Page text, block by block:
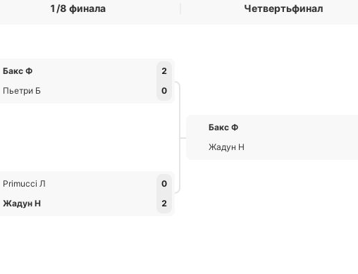
1/8 финала
Бакс Ф
2
Пьетри Б
0
Primucci Л
0
Жадун Н
2
Четвертьфинал
Бакс Ф
Жадун Н